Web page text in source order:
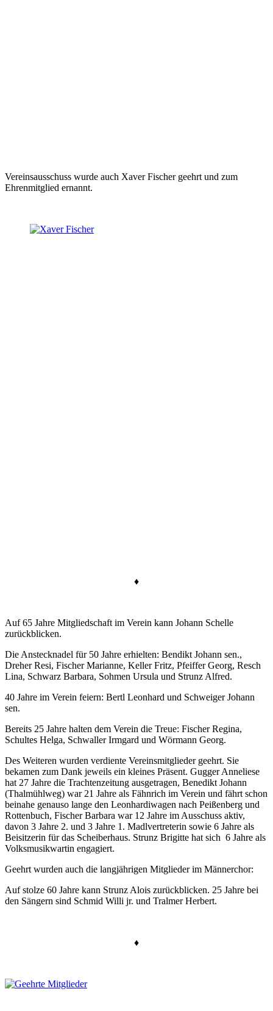
Vereinsausschuss wurde auch Xaver Fischer geehrt und zum
Ehrenmitglied ernannt.
♦
Auf 65 Jahre Mitgliedschaft im Verein kann Johann Schelle
zurückblicken.
Die Anstecknadel für 50 Jahre erhielten: Bendikt Johann sen.,
Dreher Resi, Fischer Marianne, Keller Fritz, Pfeiffer Georg, Resch
Lina, Schwarz Barbara, Sohmen Ursula und Strunz Alfred.
40 Jahre im Verein feiern: Bertl Leonhard und Schweiger Johann
sen.
Bereits 25 Jahre halten dem Verein die Treue: Fischer Regina,
Schultes Helga, Schwaller Irmgard und Wörmann Georg.
Des Weiteren wurden verdiente Vereinsmitglieder geehrt. Sie
bekamen zum Dank jeweils ein kleines Präsent. Gugger Anneliese
hat 27 Jahre die Trachtenzeitung ausgetragen, Benedikt Johann
(Thalmühlweg) war 21 Jahre als Fähnrich im Verein und fährt schon
beinahe genauso lange den Leonhardiwagen nach Peißenberg und
Rottenbuch, Fischer Barbara war 12 Jahre im Ausschuss aktiv,
davon 3 Jahre 2. und 3 Jahre 1. Madlvertreterin sowie 6 Jahre als
Beisitzerin für das Scheiberhaus. Strunz Brigitte hat sich 6 Jahre als
Volksmusikwartin engagiert.
Geehrt wurden auch die langjährigen Mitglieder im Männerchor:
Auf stolze 60 Jahre kann Strunz Alois zurückblicken. 25 Jahre bei
den Sängern sind Schmid Willi jr. und Tralmer Herbert.
♦